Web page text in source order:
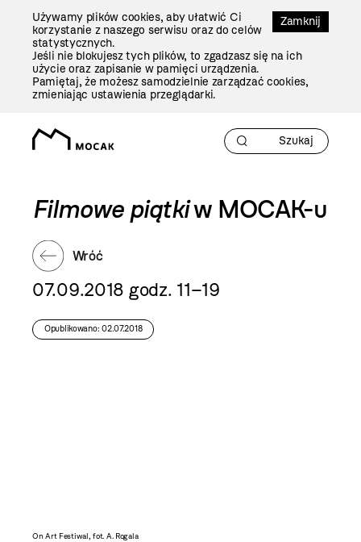
Zamknij
Używamy plików cookies, aby ułatwić Ci
korzystanie z naszego serwisu oraz do celów
statystycznych.
Jeśli nie blokujesz tych plików, to zgadzasz się na ich
użycie oraz zapisanie w pamięci urządzenia.
Pamiętaj, że możesz samodzielnie zarządzać cookies,
zmieniając ustawienia przeglądarki.
Filmowe piątkiw MOCAK-u
Wróć
07.09.2018 godz. 11–19
Opublikowano: 02.07.2018
On Art Festiwal, fot. A. Rogala